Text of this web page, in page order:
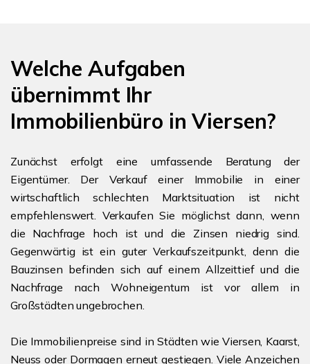
Welche Aufgaben
übernimmt Ihr
Immobilienbüro in Viersen?
Zunächst erfolgt eine umfassende Beratung der
Eigentümer. Der Verkauf einer Immobilie in einer
wirtschaftlich schlechten Marktsituation ist nicht
empfehlenswert. Verkaufen Sie möglichst dann, wenn
die Nachfrage hoch ist und die Zinsen niedrig sind.
Gegenwärtig ist ein guter Verkaufszeitpunkt, denn die
Bauzinsen befinden sich auf einem Allzeittief und die
Nachfrage nach Wohneigentum ist vor allem in
Großstädten ungebrochen.
Die Immobilienpreise sind in Städten wie Viersen, Kaarst,
Neuss oder Dormagen erneut gestiegen. Viele Anzeichen